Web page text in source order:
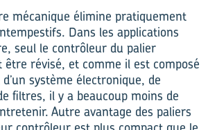
mécanique élimine pratiquement
Dans les applications
seul le contrôleur du palier
révisé, et comme il est composé
système électronique, de
filtres, il y a beaucoup moins de
Autre avantage des paliers